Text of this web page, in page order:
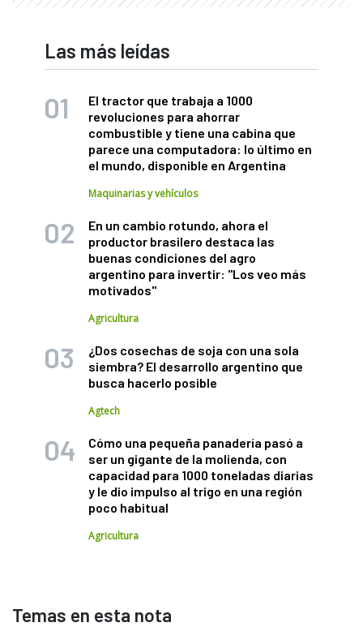
Las más leídas
El tractor que trabaja a 1000
revoluciones para ahorrar
combustible y tiene una cabina que
parece una computadora: lo último en
el mundo, disponible en Argentina
Maquinarias y vehículos
En un cambio rotundo, ahora el
productor brasilero destaca las
buenas condiciones del agro
argentino para invertir: "Los veo más
motivados"
Agricultura
¿Dos cosechas de soja con una sola
siembra? El desarrollo argentino que
busca hacerlo posible
Agtech
Cómo una pequeña panadería pasó a
ser un gigante de la molienda, con
capacidad para 1000 toneladas diarias
y le dio impulso al trigo en una región
poco habitual
Agricultura
Temas en esta nota